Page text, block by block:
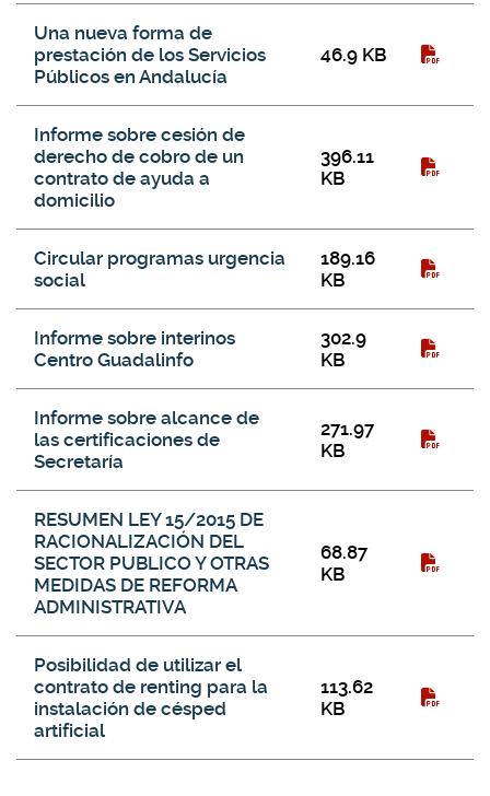
Una nueva forma de
prestación de los Servicios
Públicos en Andalucía
46.9 KB
Informe sobre cesión de
derecho de cobro de un
contrato de ayuda a
domicilio
396.11
KB
Circular programas urgencia
social
189.16
KB
Informe sobre interinos
Centro Guadalinfo
302.9
KB
Informe sobre alcance de
las certificaciones de
Secretaría
271.97
KB
RESUMEN LEY 15/2015 DE
RACIONALIZACIÓN DEL
SECTOR PUBLICO Y OTRAS
MEDIDAS DE REFORMA
ADMINISTRATIVA
68.87
KB
Posibilidad de utilizar el
contrato de renting para la
instalación de césped
artificial
113.62
KB